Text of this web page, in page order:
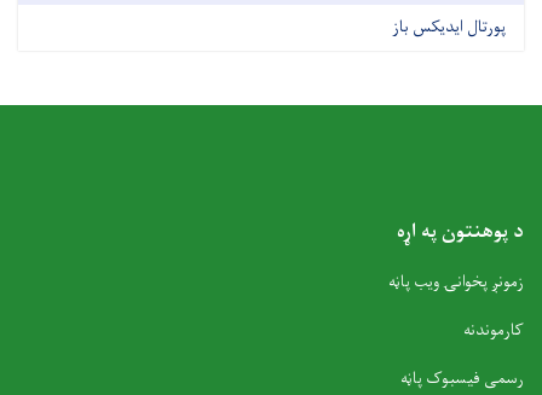
پورتال ایدیکس باز
د پوهنتون په اړه
زمونږ پخوانۍ ویب پاڼه
کارموندنه
رسمی فیسبوک پاڼه